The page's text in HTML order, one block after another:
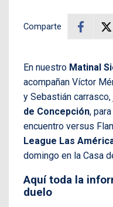
Comparte
En nuestro Matinal
acompañan Víctor
y Sebastián carrasco,
de Concepción,
encuentro versus
League Las
domingo en la Casa
Aquí toda la
duelo